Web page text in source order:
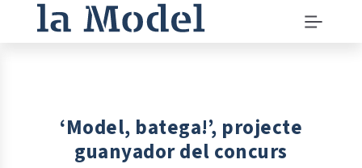
instructions
Menu
‘Model, batega!’, projecte
guanyador del concurs